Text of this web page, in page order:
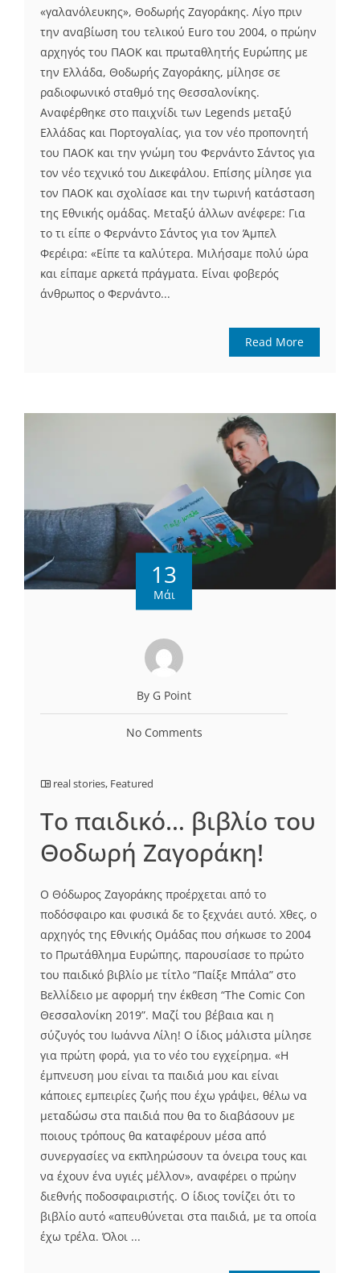
«γαλανόλευκης», Θοδωρής Ζαγοράκης. Λίγο πριν
την αναβίωση του τελικού Euro του 2004, ο πρώην
αρχηγός του ΠΑΟΚ και πρωταθλητής Ευρώπης με
την Ελλάδα, Θοδωρής Ζαγοράκης, μίλησε σε
ραδιοφωνικό σταθμό της Θεσσαλονίκης.
Αναφέρθηκε στο παιχνίδι των Legends μεταξύ
Ελλάδας και Πορτογαλίας, για τον νέο προπονητή
του ΠΑΟΚ και την γνώμη του Φερνάντο Σάντος για
τον νέο τεχνικό του Δικεφάλου. Επίσης μίλησε για
τον ΠΑΟΚ και σχολίασε και την τωρινή κατάσταση
της Εθνικής ομάδας. Μεταξύ άλλων ανέφερε: Για
το τι είπε ο Φερνάντο Σάντος για τον Άμπελ
Φερέιρα: «Είπε τα καλύτερα. Μιλήσαμε πολύ ώρα
και είπαμε αρκετά πράγματα. Είναι φοβερός
άνθρωπος ο Φερνάντο...
Read More
13
Μάι
By G Point
No Comments
real stories, Featured
Το παιδικό… βιβλίο του
Θοδωρή Ζαγοράκη!
Ο Θόδωρος Ζαγοράκης προέρχεται από το
ποδόσφαιρο και φυσικά δε το ξεχνάει αυτό. Χθες, ο
αρχηγός της Εθνικής Ομάδας που σήκωσε το 2004
το Πρωτάθλημα Ευρώπης, παρουσίασε το πρώτο
του παιδικό βιβλίο με τίτλο “Παίξε Μπάλα” στο
Βελλίδειο με αφορμή την έκθεση “The Comic Con
Θεσσαλονίκη 2019”. Μαζί του βέβαια και η
σύζυγός του Ιωάννα Λίλη! Ο ίδιος μάλιστα μίλησε
για πρώτη φορά, για το νέο του εγχείρημα. «Η
έμπνευση μου είναι τα παιδιά μου και είναι
κάποιες εμπειρίες ζωής που έχω γράψει, θέλω να
μεταδώσω στα παιδιά που θα το διαβάσουν με
ποιους τρόπους θα καταφέρουν μέσα από
συνεργασίες να εκπληρώσουν τα όνειρα τους και
να έχουν ένα υγιές μέλλον», αναφέρει ο πρώην
διεθνής ποδοσφαιριστής. Ο ίδιος τονίζει ότι το
βιβλίο αυτό «απευθύνεται στα παιδιά, με τα οποία
έχω τρέλα. Όλοι ...